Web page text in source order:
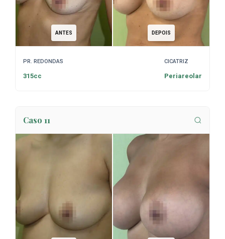
ANTES DEPOIS
PR. REDONDAS
315cc
CICATRIZ
Periareolar
Caso 11